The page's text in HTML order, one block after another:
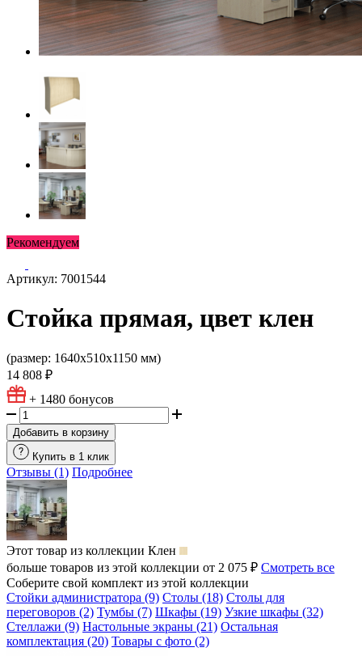
Рекомендуем
Артикул: 7001544
Стойка прямая, цвет клен
(размер: 1640х510х1150 мм)
14 808 ₽
+ 1480 бонусов
Добавить в корзину
Купить в 1 клик
Отзывы (1) Подробнее
Этот товар из коллекции Клен
больше товаров из этой коллекции от 2 075 ₽ Смотреть все
Соберите свой комплект из этой коллекции
Стойки администратора (9) Столы (18) Столы для
переговоров (2) Тумбы (7) Шкафы (19) Узкие шкафы (32)
Стеллажи (9) Настольные экраны (21) Остальная
комплектация (20) Товары с фото (2)